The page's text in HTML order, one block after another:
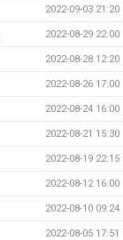
2022-09-03 21:20
2022-08-29 22:00
2022-08-28 12:20
2022-08-26 17:00
2022-08-24 16:00
2022-08-21 15:30
2022-08-19 22:15
2022-08-12 16:00
2022-08-10 09:24
2022-08-05 17:51